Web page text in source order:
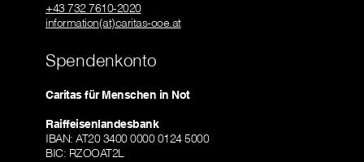
+43 732 7610-2020
information(at)caritas-ooe.at
Spendenkonto
Caritas für Menschen in Not
Raiffeisenlandesbank
IBAN: AT20 3400 0000 0124 5000
BIC: RZOOAT2L